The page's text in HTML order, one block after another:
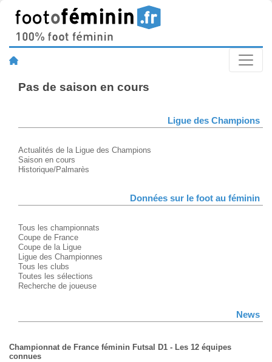
Pas de saison en cours
Ligue des Champions
Actualités de la Ligue des Champions
Saison en cours
Historique/Palmarès
Données sur le foot au féminin
Tous les championnats
Coupe de France
Coupe de la Ligue
Ligue des Championnes
Tous les clubs
Toutes les sélections
Recherche de joueuse
News
Championnat de France féminin Futsal D1 - Les 12 équipes
connues